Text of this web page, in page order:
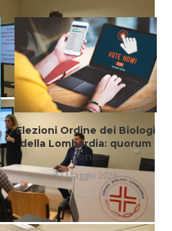
Elezioni Ordine dei Biologi
della Lombardia: quorum
non...
12 Maggio 2026